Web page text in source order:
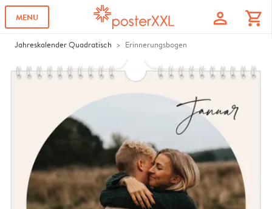
MENU profile shopping_cart
Jahreskalender Quadratisch Erinnerungsbogen